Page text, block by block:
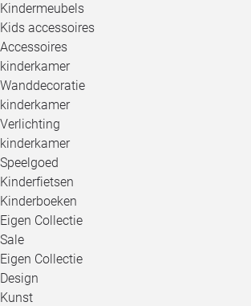
Kindermeubels
Kids accessoires
Accessoires
kinderkamer
Wanddecoratie
kinderkamer
Verlichting
kinderkamer
Speelgoed
Kinderfietsen
Kinderboeken
Eigen Collectie
Sale
Eigen Collectie
Design
Kunst